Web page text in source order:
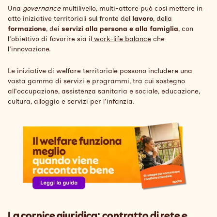
Una governancemultilivello, multi-attore può così mettere in
atto iniziative territoriali sul fronte del lavoro, della
formazione, dei servizi alla persona e alla famiglia, con
l'obiettivo di favorire sia il work-life balance che
l'innovazione.
Le iniziative di welfare territoriale possono includere una
vasta gamma di servizi e programmi, tra cui sostegno
all'occupazione, assistenza sanitaria e sociale, educazione,
cultura, alloggio e servizi per l'infanzia.